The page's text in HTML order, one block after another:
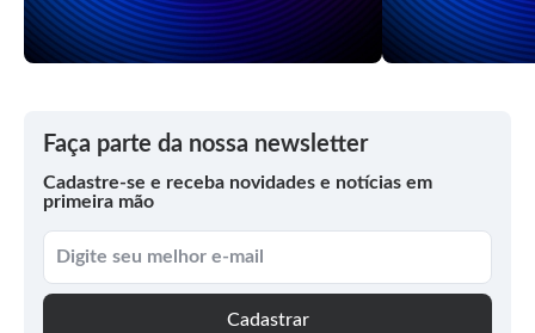
Faça parte da nossa newsletter
Cadastre-se e receba novidades e notícias em
primeira mão
Cadastrar